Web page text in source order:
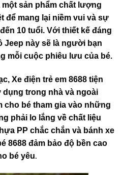
một sản phẩm chất lượng
để mang lại niềm vui và sự
10 tuổi. Với thiết kế đáng
Jeep này sẽ là người bạn
mỗi cuộc phiêu lưu của bé.
, Xe điện trẻ em 8688 tiện
dụng trong nhà và ngoài
cho bé tham gia vào những
phải lo lắng về chất liệu
PP chắc chắn và bánh xe
8688 đảm bảo độ bền cao
bé yêu.